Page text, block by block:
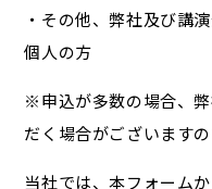
・その他、弊社及び講
個人の方
※申込が多数の場合、
だく場合がございます
当社では、本フォーム